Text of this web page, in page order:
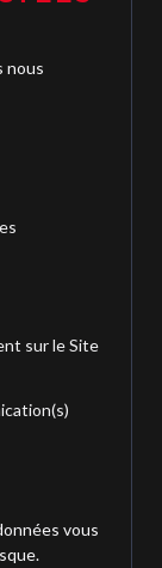
nous
sur le Site
vous